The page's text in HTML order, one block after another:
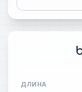
ДЛИНА